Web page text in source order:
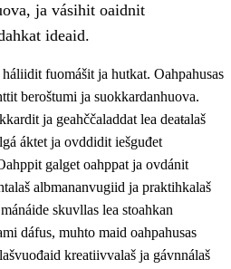
girjáivuohta
ja ehtalaš diđolašvuohta
ja suokkardanhuovva
ja vásihit oaidnit
ideaid.
fuomášit ja hutkat. Oahpahusas
beroštumi ja suokkardanhuova.
ja geahččaladdat lea deaŧalaš
áktet ja ovddidit iešguđet
galget oahppat ja ovdánit
albmananvugiid ja praktihkalaš
skuvllas lea stoahkan
dáfus, muhto maid oahpahusas
kreatiivvalaš ja gávnnálaš